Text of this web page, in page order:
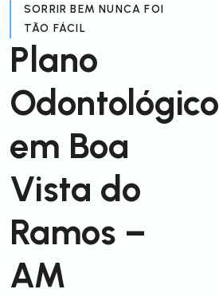
SORRIR BEM NUNCA FOI
TÃO FÁCIL
Plano
Odontológico
em Boa
Vista do
Ramos –
AM